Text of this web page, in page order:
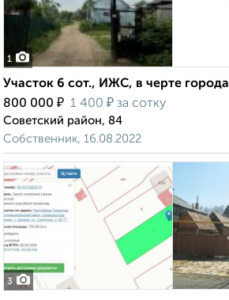
1
Участок 6 сот., ИЖС, в черте города
800 000 ₽ 1 400 ₽ за сотку
Советский район, 84
Собственник, 16.08.2022
3